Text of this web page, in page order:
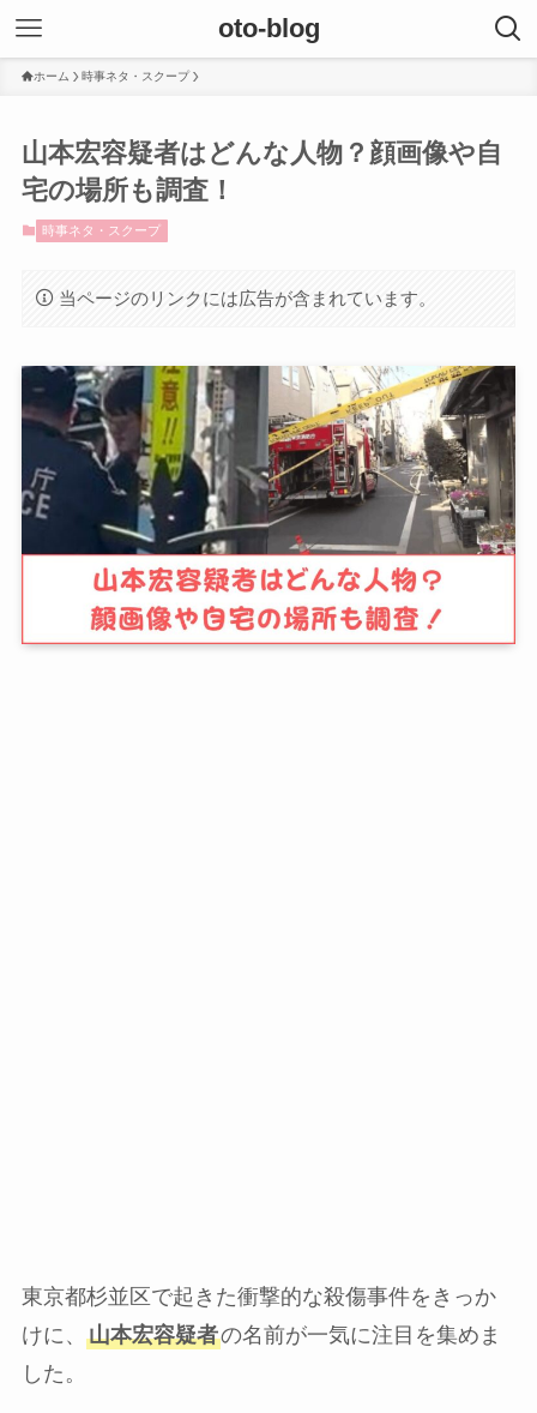
oto-blog
ホーム 時事ネタ・スクープ
山本宏容疑者はどんな人物？顔画像や自
宅の場所も調査！
時事ネタ・スクープ
当ページのリンクには広告が含まれています。
東京都杉並区で起きた衝撃的な殺傷事件をきっか
けに、 山本宏容疑者の名前が一気に注目を集めま
した。